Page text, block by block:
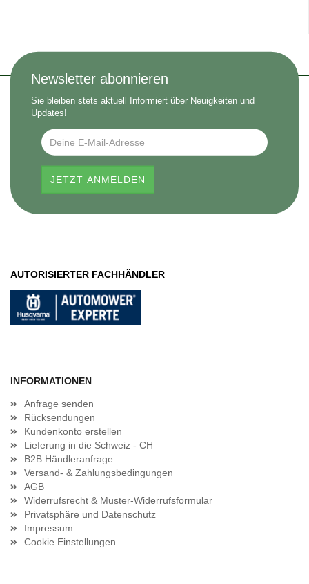
Newsletter abonnieren
Sie bleiben stets aktuell Informiert über Neuigkeiten und
Updates!
AUTORISIERTER FACHHÄNDLER
INFORMATIONEN
Anfrage senden
Rücksendungen
Kundenkonto erstellen
Lieferung in die Schweiz - CH
B2B Händleranfrage
Versand- & Zahlungsbedingungen
AGB
Widerrufsrecht & Muster-Widerrufsformular
Privatsphäre und Datenschutz
Impressum
Cookie Einstellungen